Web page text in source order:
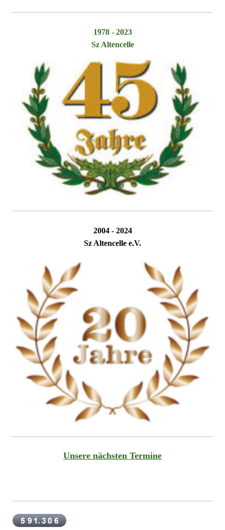
1978 - 2023
Sz Altencelle
2004 - 2024
Sz Altencelle e.V.
Unsere nächsten Termine